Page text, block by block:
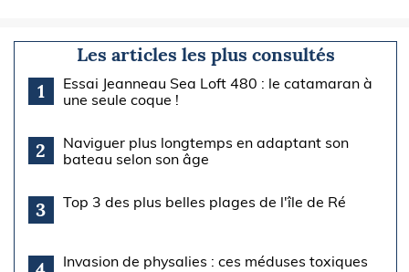
Les articles les plus consultés
1
Essai Jeanneau Sea Loft 480 : le catamaran à
une seule coque !
2
Naviguer plus longtemps en adaptant son
bateau selon son âge
3 Top 3 des plus belles plages de l'île de Ré
Invasion de physalies : ces méduses toxiques